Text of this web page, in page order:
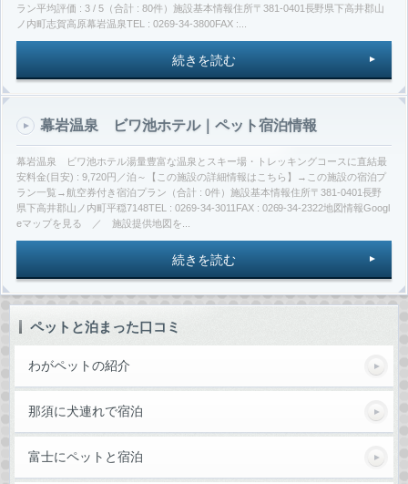
ラン平均評価 : 3 / 5（合計 : 80件）施設基本情報住所〒381-0401長野県下高井郡山
ノ内町志賀高原幕岩温泉TEL : 0269-34-3800FAX :...
続きを読む
幕岩温泉 ビワ池ホテル｜ペット宿泊情報
幕岩温泉 ビワ池ホテル湯量豊富な温泉とスキー場・トレッキングコースに直結最
安料金(目安) : 9,720円／泊～【この施設の詳細情報はこちら】→この施設の宿泊プ
ラン一覧→航空券付き宿泊プラン（合計 : 0件）施設基本情報住所〒381-0401長野
県下高井郡山ノ内町平穏7148TEL : 0269-34-3011FAX : 0269-34-2322地図情報Googl
eマップを見る ／ 施設提供地図を...
続きを読む
ペットと泊まった口コミ
わがペットの紹介
那須に犬連れで宿泊
富士にペットと宿泊